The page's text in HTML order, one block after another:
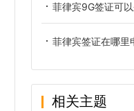
菲律宾9G签证可
菲律宾签证在哪里申请
相关主题